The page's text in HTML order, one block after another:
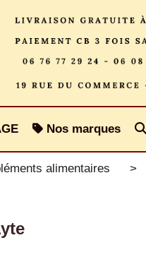
Nos marques
alimentaires